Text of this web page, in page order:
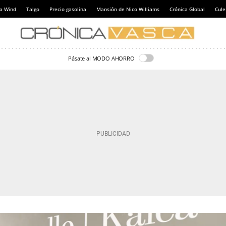
Wind Talgo Precio gasolina Mansión de Nico Williams Crónica Global
Pásate al MODO AHORRO